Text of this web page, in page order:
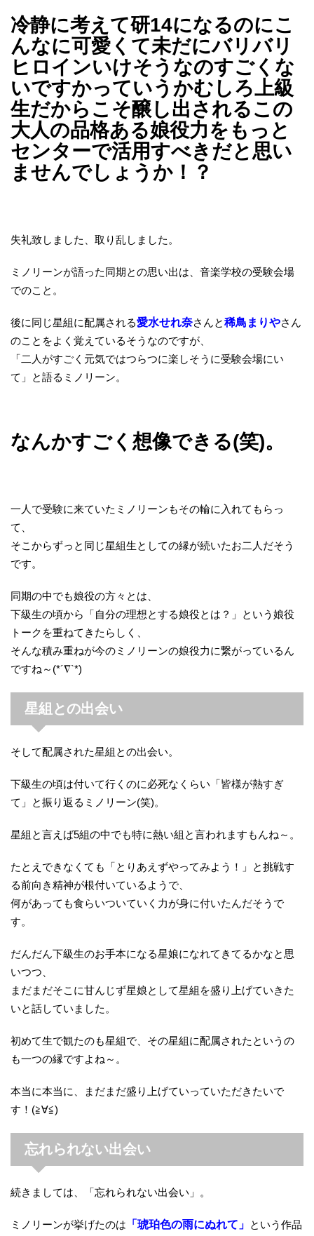
冷静に考えて研14になるのにこ
んなに可愛くて未だにバリバリ
ヒロインいけそうなのすごくな
いですかっていうかむしろ上級
生だからこそ醸し出されるこの
大人の品格ある娘役力をもっと
センターで活用すべきだと思い
ませんでしょうか！？
失礼致しました、取り乱しました。
ミノリーンが語った同期との思い出は、音楽学校の受験会場
でのこと。
後に同じ星組に配属される愛水せれ奈さんと稀鳥まりやさん
のことをよく覚えているそうなのですが、
「二人がすごく元気ではつらつに楽しそうに受験会場にい
て」と語るミノリーン。
なんかすごく想像できる(笑)。
一人で受験に来ていたミノリーンもその輪に入れてもらっ
て、
そこからずっと同じ星組生としての縁が続いたお二人だそう
です。
同期の中でも娘役の方々とは、
下級生の頃から「自分の理想とする娘役とは？」という娘役
トークを重ねてきたらしく、
そんな積み重ねが今のミノリーンの娘役力に繋がっているん
ですね～(*´∇`*)
星組との出会い
そして配属された星組との出会い。
下級生の頃は付いて行くのに必死なくらい「皆様が熱すぎ
て」と振り返るミノリーン(笑)。
星組と言えば5組の中でも特に熱い組と言われますもんね～。
たとえできなくても「とりあえずやってみよう！」と挑戦す
る前向き精神が根付いているようで、
何があっても食らいついていく力が身に付いたんだそうで
す。
だんだん下級生のお手本になる星娘になれてきてるかなと思
いつつ、
まだまだそこに甘んじず星娘として星組を盛り上げていきた
いと話していました。
初めて生で観たのも星組で、その星組に配属されたというの
も一つの縁ですよね～。
本当に本当に、まだまだ盛り上げていっていただきたいで
す！(≧∀≦)
忘れられない出会い
続きましては、「忘れられない出会い」。
ミノリーンが挙げたのは 「琥珀色の雨にぬれて」 という作品